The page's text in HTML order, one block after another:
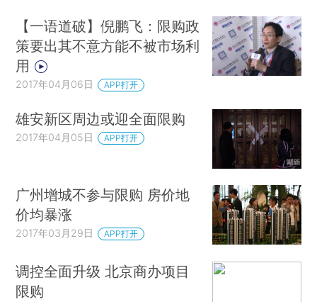
【一语道破】倪鹏飞：限购政
策要出其不意方能不被市场利
用
2017年04月06日 APP打开
雄安新区周边或迎全面限购
2017年04月05日 APP打开
广州增城不参与限购 房价地
价均暴涨
2017年03月29日 APP打开
调控全面升级 北京商办项目
限购